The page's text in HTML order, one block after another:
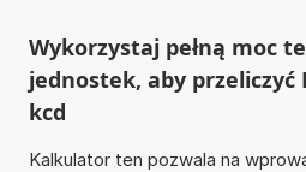
Wykorzystaj pełną moc
jednostek, aby przeliczyć
kcd
Kalkulator ten pozwala na